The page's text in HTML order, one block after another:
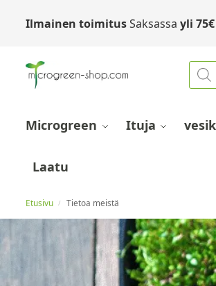
Ilmainen toimitusSaksassa yli 75€
Microgreen Ituja
Laatu
Etusivu / Tietoa meistä